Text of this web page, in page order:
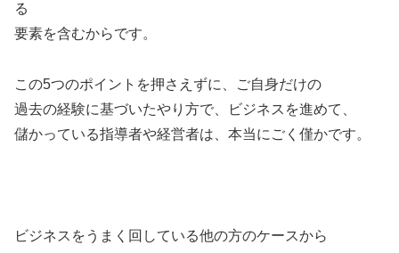
る
要素を含むからです。
この5つのポイントを押さえずに、ご自身だけの
過去の経験に基づいたやり方で、ビジネスを進めて、
儲かっている指導者や経営者は、本当にごく僅かです。
ビジネスをうまく回している他の方のケースから